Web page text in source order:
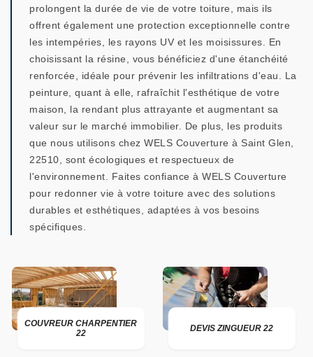
prolongent la durée de vie de votre toiture, mais ils
offrent également une protection exceptionnelle contre
les intempéries, les rayons UV et les moisissures. En
choisissant la résine, vous bénéficiez d'une étanchéité
renforcée, idéale pour prévenir les infiltrations d'eau. La
peinture, quant à elle, rafraîchit l'esthétique de votre
maison, la rendant plus attrayante et augmentant sa
valeur sur le marché immobilier. De plus, les produits
que nous utilisons chez WELS Couverture à Saint Glen,
22510, sont écologiques et respectueux de
l'environnement. Faites confiance à WELS Couverture
pour redonner vie à votre toiture avec des solutions
durables et esthétiques, adaptées à vos besoins
spécifiques.
COUVREUR CHARPENTIER
22
DEVIS ZINGUEUR 22